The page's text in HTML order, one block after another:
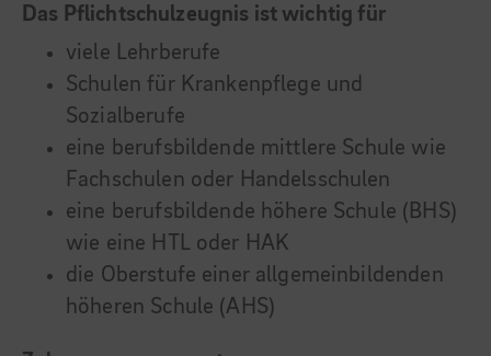
Das Pflichtschulzeugnis ist wichtig für
viele Lehrberufe
Schulen für Krankenpflege und
Sozialberufe
eine berufsbildende mittlere Schule wie
Fachschulen oder Handelsschulen
eine berufsbildende höhere Schule (BHS)
wie eine HTL oder HAK
die Oberstufe einer allgemeinbildenden
höheren Schule (AHS)